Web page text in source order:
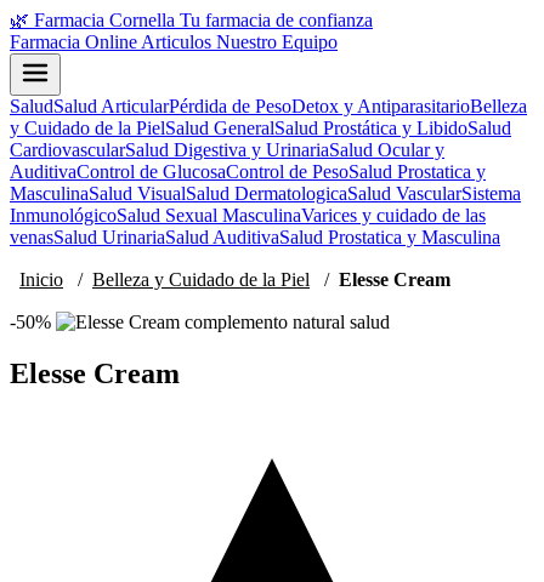
🌿 Farmacia Cornella Tu farmacia de confianza
Farmacia Online Articulos Nuestro Equipo
SaludSalud ArticularPérdida de PesoDetox y AntiparasitarioBelleza
y Cuidado de la PielSalud GeneralSalud Prostática y LibidoSalud
CardiovascularSalud Digestiva y UrinariaSalud Ocular y
AuditivaControl de GlucosaControl de PesoSalud Prostatica y
MasculinaSalud VisualSalud DermatologicaSalud VascularSistema
InmunológicoSalud Sexual MasculinaVarices y cuidado de las
venasSalud UrinariaSalud AuditivaSalud Prostatica y Masculina
Inicio / Belleza y Cuidado de la Piel / Elesse Cream
-50%
Elesse Cream